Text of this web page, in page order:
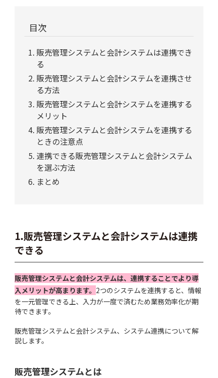
目次
販売管理システムと会計システムは連携でき
る
販売管理システムと会計システムを連携させ
る方法
販売管理システムと会計システムを連携する
メリット
販売管理システムと会計システムを連携する
ときの注意点
連携できる販売管理システムと会計システム
を選ぶ方法
まとめ
1.販売管理システムと会計システムは連携
できる
販売管理システムと会計システムは、連携することでより導
入メリットが高まります。 2つのシステムを連携すると、情報
を一元管理できる上、入力が一度で済むため業務効率化が期
待できます。
販売管理システムと会計システム、システム連携について解
説します。
販売管理システムとは